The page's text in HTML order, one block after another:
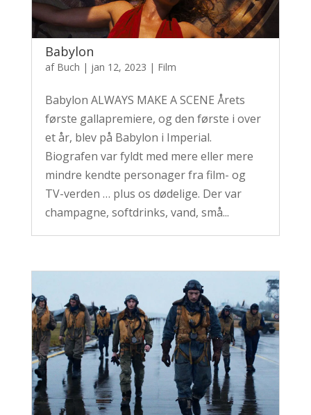
Babylon
af Buch | jan 12, 2023 | Film
Babylon ALWAYS MAKE A SCENE Årets
første gallapremiere, og den første i over
et år, blev på Babylon i Imperial.
Biografen var fyldt med mere eller mere
mindre kendte personager fra film- og
TV-verden … plus os dødelige. Der var
champagne, softdrinks, vand, små...